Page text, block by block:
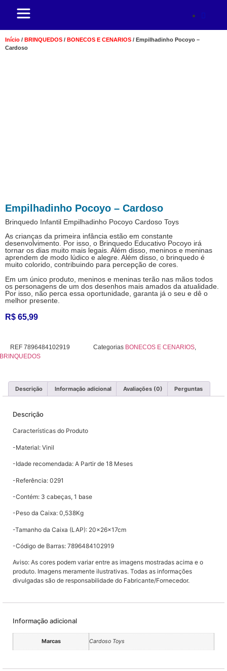
Início / BRINQUEDOS / BONECOS E CENARIOS / Empilhadinho Pocoyo –
Cardoso
Empilhadinho Pocoyo – Cardoso
Brinquedo Infantil Empilhadinho Pocoyo Cardoso Toys
As crianças da primeira infância estão em constante
desenvolvimento. Por isso, o Brinquedo Educativo Pocoyo irá
tornar os dias muito mais legais. Além disso, meninos e meninas
aprendem de modo lúdico e alegre. Além disso, o brinquedo é
muito colorido, contribuindo para percepção de cores.
Em um único produto, meninos e meninas terão nas mãos todos
os personagens de um dos desenhos mais amados da atualidade.
Por isso, não perca essa oportunidade, garanta já o seu e dê o
melhor presente.
R$ 65,99
REF 7896484102919 Categorias BONECOS E CENARIOS
Descrição Informação adicional Avaliações (0) Perguntas
Descrição
Características do Produto
-Material: Vinil
-Idade recomendada: A Partir de 18 Meses
-Referência: 0291
-Contém: 3 cabeças, 1 base
-Peso da Caixa: 0,538Kg
-Tamanho da Caixa (LAP): 20x26x17cm
-Código de Barras: 7896484102919
Aviso: As cores podem variar entre as imagens mostradas acima e o
produto. Imagens meramente ilustrativas. Todas as informações
divulgadas são de responsabilidade do Fabricante/Fornecedor.
Informação adicional
Marcas Cardoso Toys